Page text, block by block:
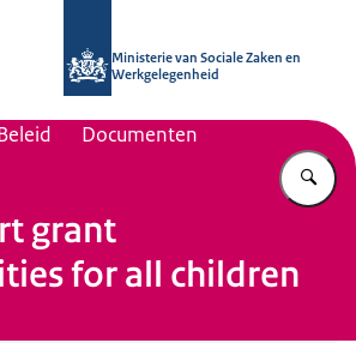
Ministerie van Sociale Zaken en
Werkgelegenheid
Documenten
grant
for all children